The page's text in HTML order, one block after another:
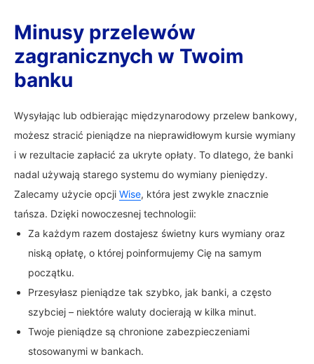
Minusy przelewów
zagranicznych w Twoim
banku
Wysyłając lub odbierając międzynarodowy przelew bankowy,
możesz stracić pieniądze na nieprawidłowym kursie wymiany
i w rezultacie zapłacić za ukryte opłaty. To dlatego, że banki
nadal używają starego systemu do wymiany pieniędzy.
Zalecamy użycie opcji Wise, która jest zwykle znacznie
tańsza. Dzięki nowoczesnej technologii:
Za każdym razem dostajesz świetny kurs wymiany oraz
niską opłatę, o której poinformujemy Cię na samym
początku.
Przesyłasz pieniądze tak szybko, jak banki, a często
szybciej – niektóre waluty docierają w kilka minut.
Twoje pieniądze są chronione zabezpieczeniami
stosowanymi w bankach.